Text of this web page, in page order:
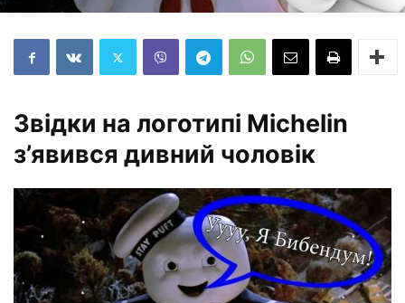
Звідки на логотипі Michelin
з’явився дивний чоловік